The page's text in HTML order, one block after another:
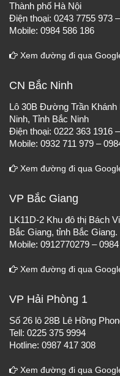
Thành phố Hà Nội
Điện thoại: 0243 7755 973
Mobile: 0984 586 186
Xem đường đi qua
CN Bắc Ninh
Lô 30B Đường Trần
Ninh, Tỉnh Bắc Ninh
Điện thoại: 0222 363 1916
Mobile: 0932 711 979 –
Xem đường đi qua
VP Bắc Giang
LK11D-2 Khu đô thị Bách
Bắc Giang, tỉnh Bắc Giang.
Mobile: 0912770279 –
Xem đường đi qua
VP Hải Phòng 1
Số 26 lô 28B Lê Hồng
Tell: 0225 375 9994
Hotline: 0987 417 308
Xem đường đi qua